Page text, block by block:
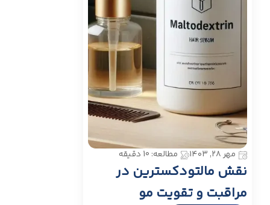
مهر ۲۸, ۱۴۰۳ مطالعه: 10 دقیقه
نقش مالتودکسترین در
مراقبت و تقویت مو